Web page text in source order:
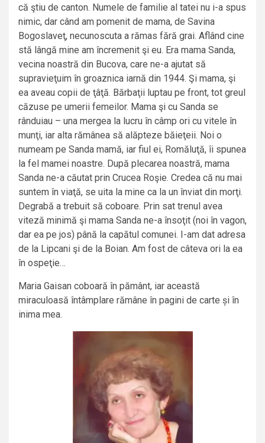
că ştiu de canton. Numele de familie al tatei nu i-a spus
nimic, dar când am pomenit de mama, de Savina
Bogoslaveţ, necunoscuta a rămas fără grai. Aflând cine
stă lângă mine am încremenit şi eu. Era mama Sanda,
vecina noastră din Bucova, care ne-a ajutat să
supravieţuim în groaznica iarnă din 1944. Şi mama, şi
ea aveau copii de ţâţă. Bărbaţii luptau pe front, tot greul
căzuse pe umerii femeilor. Mama şi cu Sanda se
rânduiau – una mergea la lucru în câmp ori cu vitele în
munţi, iar alta rămânea să alăpteze băieţeii. Noi o
numeam pe Sanda mamă, iar fiul ei, Romăluţă, îi spunea
la fel mamei noastre. După plecarea noastră, mama
Sanda ne-a căutat prin Crucea Roşie. Credea că nu mai
suntem în viaţă, se uita la mine ca la un înviat din morţi.
Degrabă a trebuit să coboare. Prin sat trenul avea
viteză minimă şi mama Sanda ne-a însoţit (noi în vagon,
dar ea pe jos) până la capătul comunei. I-am dat adresa
de la Lipcani şi de la Boian. Am fost de câteva ori la ea
în ospeţie…
Maria Gaisan coboară în pământ, iar această
miraculoasă întâmplare rămâne în pagini de carte și în
inima mea.